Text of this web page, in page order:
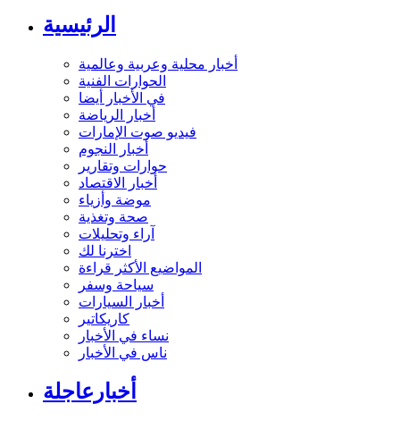
الرئيسية
أخبار محلية وعربية وعالمية
الحوارات الفنية
في الأخبار أيضا
أخبار الرياضة
فيديو صوت الإمارات
أخبار النجوم
حوارات وتقارير
أخبار الاقتصاد
موضة وأزياء
صحة وتغذية
آراء وتحليلات
اخترنا لك
المواضيع الأكثر قراءة
سياحة وسفر
أخبار السيارات
كاريكاتير
نساء في الأخبار
ناس في الأخبار
أخبارعاجلة